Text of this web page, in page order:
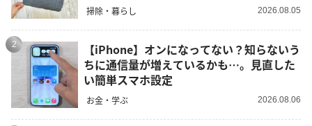
掃除・暮らし 2026.08.05
2
【iPhone】オンになってない？知らないう
ちに通信量が増えているかも…。見直した
い簡単スマホ設定
お金・学ぶ 2026.08.06